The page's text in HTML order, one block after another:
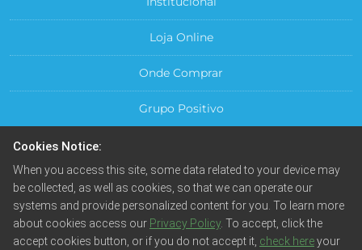
Loja Online
Onde Comprar
Grupo Positivo
Central do Cliente
Cookies Notice:
When you access this site, some data related to your device may
be collected, as well as cookies, so that we can operate our
systems and provide personalized content for you. To learn more
about cookies access our Privacy Policy. To accept, click the
accept cookies button, or if you do not accept it, check hereyour